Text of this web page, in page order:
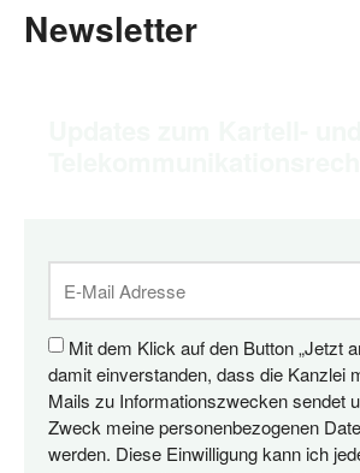
Newsletter
Mit dem Klick auf den Button „Jetzt
damit einverstanden, dass die Kanzlei
Mails zu Informationszwecken sendet
Zweck meine personenbezogenen
werden. Diese Einwilligung kann ich